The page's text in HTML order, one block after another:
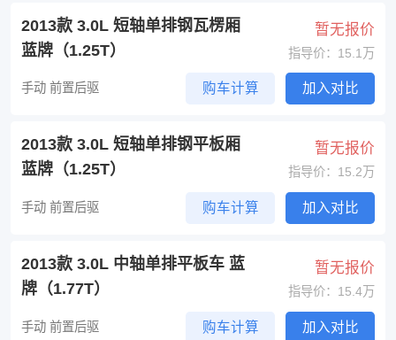
2013款 3.0L 短轴单排钢瓦楞厢
蓝牌（1.25T）
暂无报价
指导价：15.1万
手动 前置后驱 购车计算 加入对比
2013款 3.0L 短轴单排钢平板厢
蓝牌（1.25T）
暂无报价
指导价：15.2万
手动 前置后驱 购车计算 加入对比
2013款 3.0L 中轴单排平板车 蓝
牌（1.77T）
暂无报价
指导价：15.4万
手动 前置后驱 购车计算 加入对比